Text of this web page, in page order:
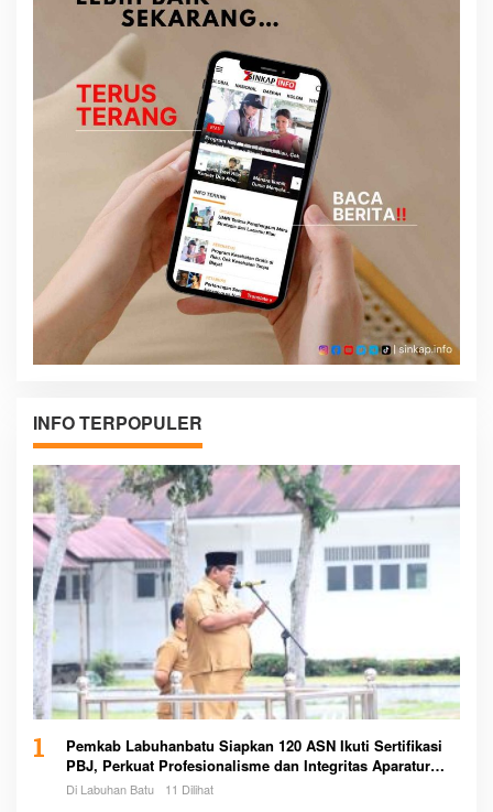
INFO TERPOPULER
1
Pemkab Labuhanbatu Siapkan 120 ASN Ikuti Sertifikasi
PBJ, Perkuat Profesionalisme dan Integritas Aparatur
Pemerintah
Di Labuhan Batu 11 Dilihat